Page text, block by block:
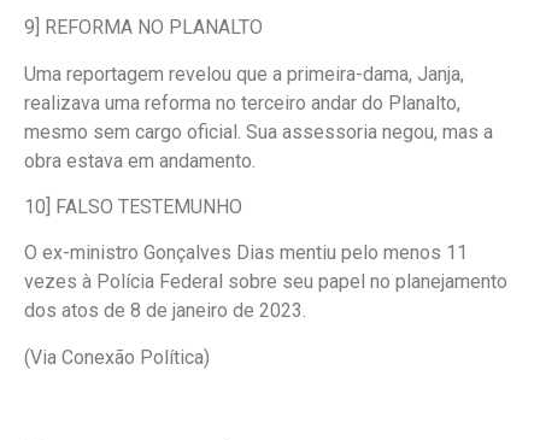
9] REFORMA NO PLANALTO
Uma reportagem revelou que a primeira-dama, Janja,
realizava uma reforma no terceiro andar do Planalto,
mesmo sem cargo oficial. Sua assessoria negou, mas a
obra estava em andamento.
10] FALSO TESTEMUNHO
O ex-ministro Gonçalves Dias mentiu pelo menos 11
vezes à Polícia Federal sobre seu papel no planejamento
dos atos de 8 de janeiro de 2023.
(Via Conexão Política)